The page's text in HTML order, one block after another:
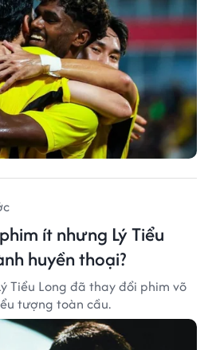
ít nhưng Lý Tiểu
huyền thoại?
Tiểu Long đã thay đổi phim võ
tượng toàn cầu.